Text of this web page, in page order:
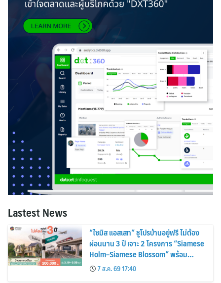
Lastest News
“ไซมิส แอสเสท” ชูโปรบ้านอยู่ฟรี ไม่ต้อง
ผ่อนนาน 3 ปี เจาะ 2 โครงการ “Siamese
Holm–Siamese Blossom” พร้อม
ส่วนลดและสิทธิพิเศษถึง 31 สิงหาคม
2569
7 ส.ค. 69 17:40